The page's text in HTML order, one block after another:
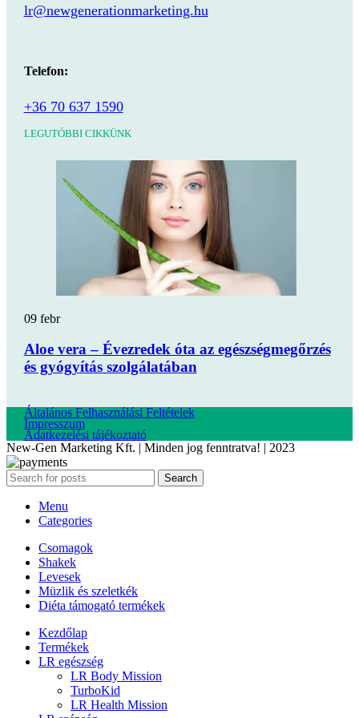
lr@newgenerationmarketing.hu
Telefon:
+36 70 637 1590
LEGUTÓBBI CIKKÜNK
09 febr
Aloe vera – Évezredek óta az egészségmegőrzés
és gyógyítás szolgálatában
Általános Felhasználási Feltételek
Impresszum
Adatkezelési tájékoztató
New-Gen Marketing Kft. | Minden jog fenntratva! | 2023
Search
Menu
Categories
Csomagok
Shakek
Levesek
Müzlik és szeletkék
Diéta támogató termékek
Kezdőlap
Termékek
LR egészség
LR Body Mission
TurboKid
LR Health Mission